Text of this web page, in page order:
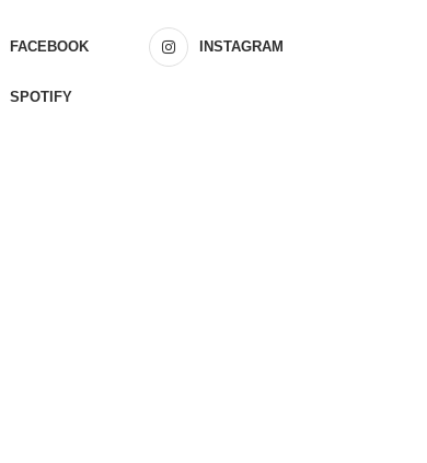
FACEBOOK INSTAGRAM
SPOTIFY